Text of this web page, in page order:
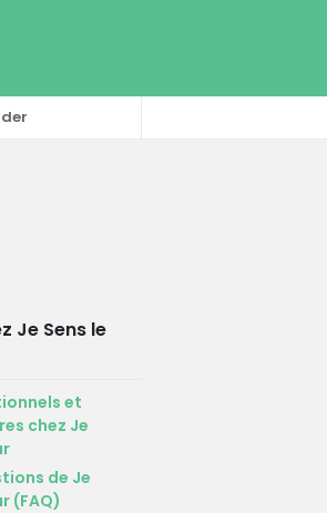
Je Sens le
et
chez Je
de Je
(FAQ)